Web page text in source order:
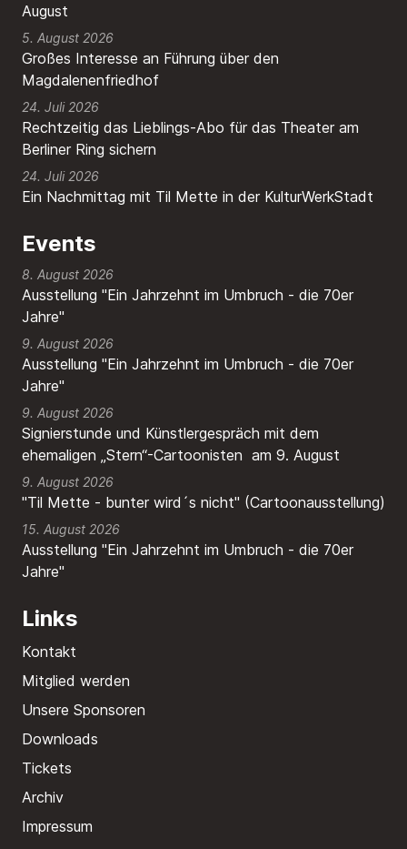
August
Großes Interesse an Führung über den
Magdalenenfriedhof
5. August 2026
Rechtzeitig das Lieblings-Abo für das Theater am
Berliner Ring sichern
24. Juli 2026
Ein Nachmittag mit Til Mette in der KulturWerkStadt
24. Juli 2026
Events
8. August 2026
Ausstellung "Ein Jahrzehnt im Umbruch - die 70er
Jahre"
9. August 2026
Ausstellung "Ein Jahrzehnt im Umbruch - die 70er
Jahre"
9. August 2026
Signierstunde und Künstlergespräch mit dem
ehemaligen „Stern“-Cartoonisten am 9. August
9. August 2026
"Til Mette - bunter wird´s nicht" (Cartoonausstellung)
15. August 2026
Ausstellung "Ein Jahrzehnt im Umbruch - die 70er
Jahre"
Links
Kontakt
Mitglied werden
Unsere Sponsoren
Downloads
Tickets
Archiv
Impressum